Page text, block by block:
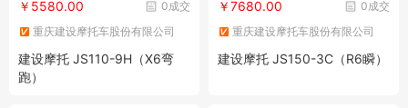
0成交
￥5580.00
重庆建设摩托车股份有限公司
建设摩托 JS110-9H（X6弯
跑）
0成交
￥7680.00
重庆建设摩托车股份有限公司
建设摩托 JS150-3C（R6瞬）